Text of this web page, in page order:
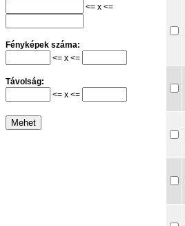
<= x <=
Fényképek száma:
<= x <=
Távolság:
<= x <=